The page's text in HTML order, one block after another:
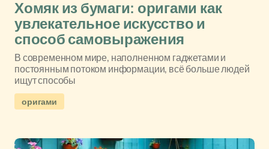
Хомяк из бумаги: оригами как
увлекательное искусство и
способ самовыражения
В современном мире, наполненном гаджетами и
постоянным потоком информации, всё больше людей
ищут способы
оригами